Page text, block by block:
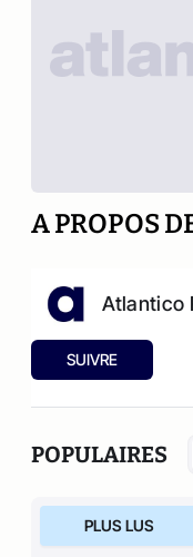
A PROPOS
Atlantico
SUIVRE
POPULAIRES
PLUS LUS